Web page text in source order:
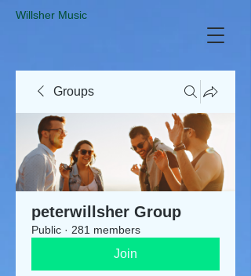
​Willsher Music
Groups
peterwillsher Group
Public · 281 members
Join